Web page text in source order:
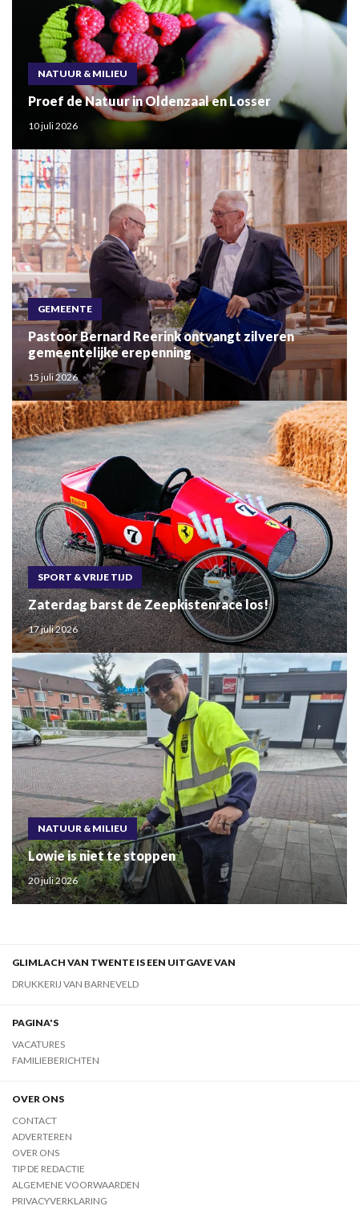
NATUUR & MILIEU
Proef de Natuur in Oldenzaal en Losser
10 juli 2026
GEMEENTE
Pastoor Bernard Reerink ontvangt zilveren
gemeentelijke erepenning
15 juli 2026
SPORT & VRIJE TIJD
Zaterdag barst de Zeepkistenrace los!
17 juli 2026
NATUUR & MILIEU
Lowie is niet te stoppen
20 juli 2026
GLIMLACH VAN TWENTE IS EEN UITGAVE VAN
DRUKKERIJ VAN BARNEVELD
PAGINA'S
VACATURES
FAMILIEBERICHTEN
OVER ONS
CONTACT
ADVERTEREN
OVER ONS
TIP DE REDACTIE
ALGEMENE VOORWAARDEN
PRIVACYVERKLARING